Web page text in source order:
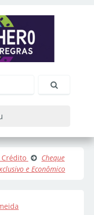
Crédito
Cheque
e Econômico